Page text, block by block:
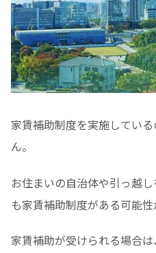
家賃補助制度を実施してい
ん。
お住まいの自治体や引っ越
も家賃補助制度がある可能性
家賃補助が受けられる場合